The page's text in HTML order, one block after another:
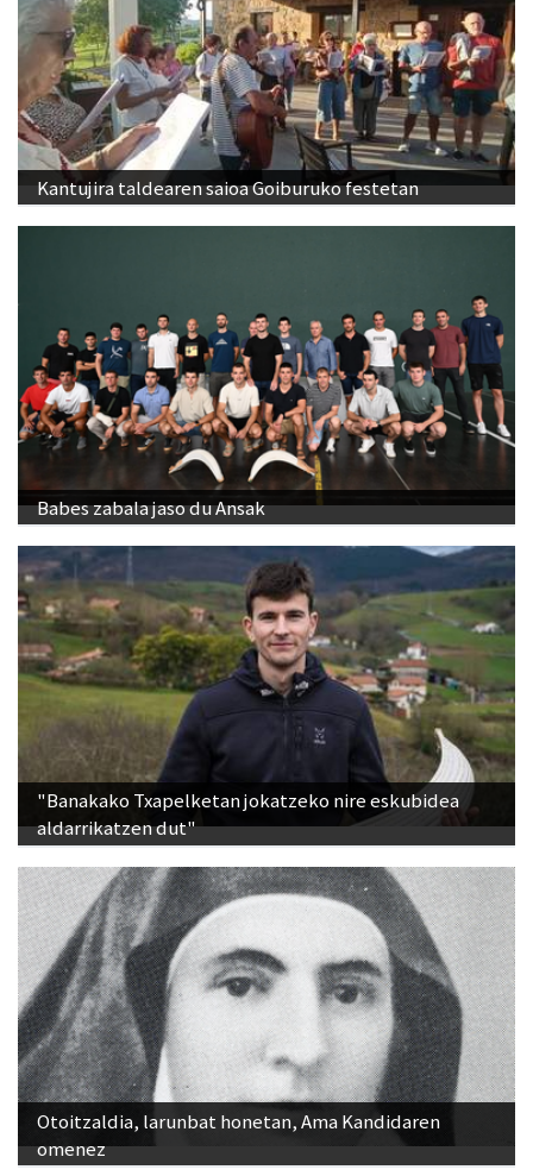
Kantujira taldearen saioa Goiburuko festetan
Babes zabala jaso du Ansak
"Banakako Txapelketan jokatzeko nire eskubidea
aldarrikatzen dut"
Otoitzaldia, larunbat honetan, Ama Kandidaren
omenez